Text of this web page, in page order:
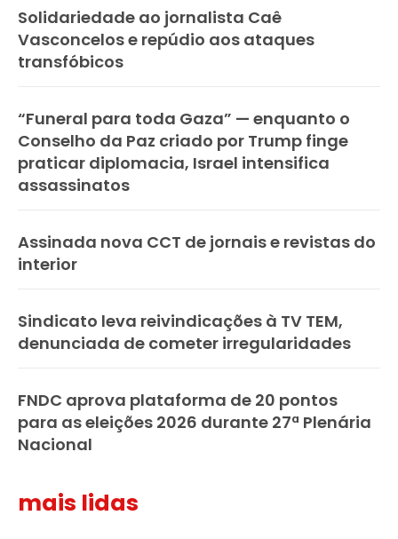
Solidariedade ao jornalista Caê
Vasconcelos e repúdio aos ataques
transfóbicos
“Funeral para toda Gaza” — enquanto o
Conselho da Paz criado por Trump finge
praticar diplomacia, Israel intensifica
assassinatos
Assinada nova CCT de jornais e revistas do
interior
Sindicato leva reivindicações à TV TEM,
denunciada de cometer irregularidades
FNDC aprova plataforma de 20 pontos
para as eleições 2026 durante 27ª Plenária
Nacional
mais lidas